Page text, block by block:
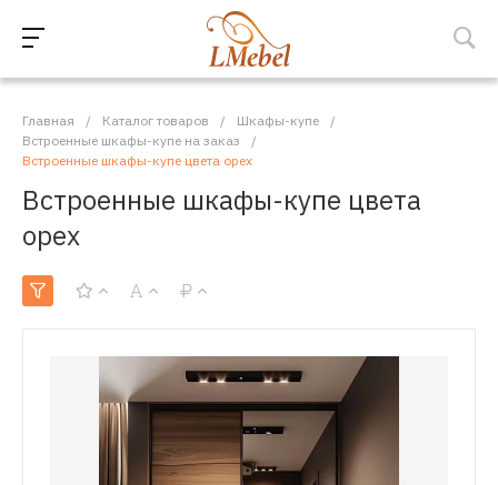
Главная / Каталог товаров / Шкафы-купе
/
Встроенные шкафы-купе на заказ
/
Встроенные шкафы-купе цвета орех
Встроенные шкафы-купе цвета
орех